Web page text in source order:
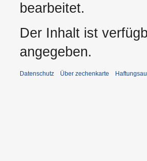
bearbeitet.
Der Inhalt ist
angegeben.
Datenschutz Über zechenkarte